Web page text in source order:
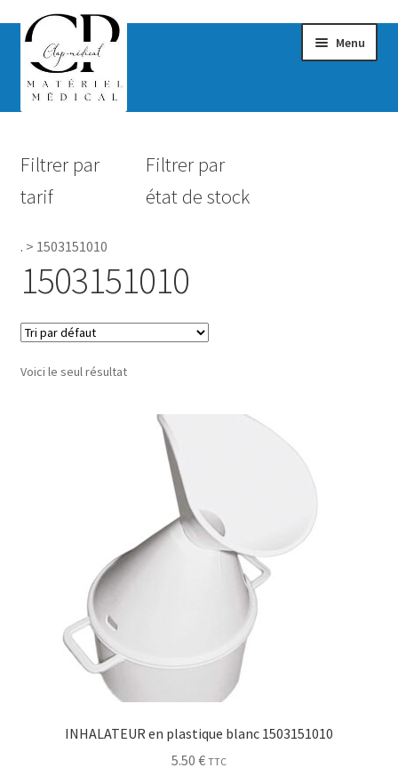
Menu
Hygiène
Accessoires Salle de bain
Filtrer par
tarif
Filtrer par
état de stock
. > 1503151010
1503151010
Voici le seul résultat
INHALATEUR en plastique blanc 1503151010
5.50 € TTC